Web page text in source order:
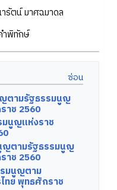
รัตน์ มาศฉมาดล
ำพิทักษ์
ตามรัฐธรรมนูญ
าช 2560
นูญแห่งราช
ญตามรัฐธรรมนูญ
าช 2560
มนูญตาม
ทย พุทธศักราช